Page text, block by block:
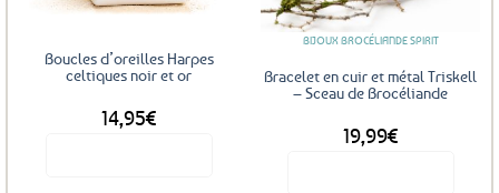
Boucles d’oreilles Harpes
celtiques noir et or
14,95€
BIJOUX BROCÉLIANDE SPIRIT
Bracelet en cuir et métal Triskell
– Sceau de Brocéliande
19,99€